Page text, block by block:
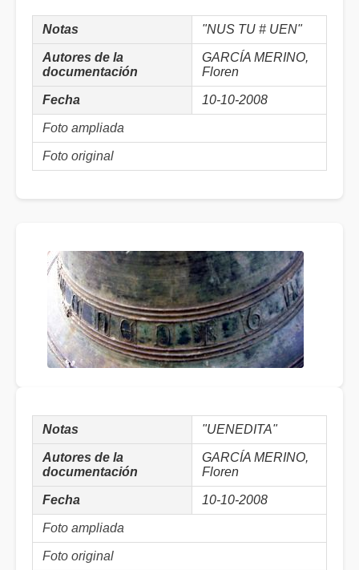
Notas "NUS TU # UEN"
Autores de la
documentación
GARCÍA MERINO,
Floren
Fecha 10-10-2008
Foto ampliada
Foto original
Notas "UENEDITA"
Autores de la
documentación
GARCÍA MERINO,
Floren
Fecha 10-10-2008
Foto ampliada
Foto original